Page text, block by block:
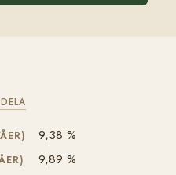
9,38 %
9,89 %